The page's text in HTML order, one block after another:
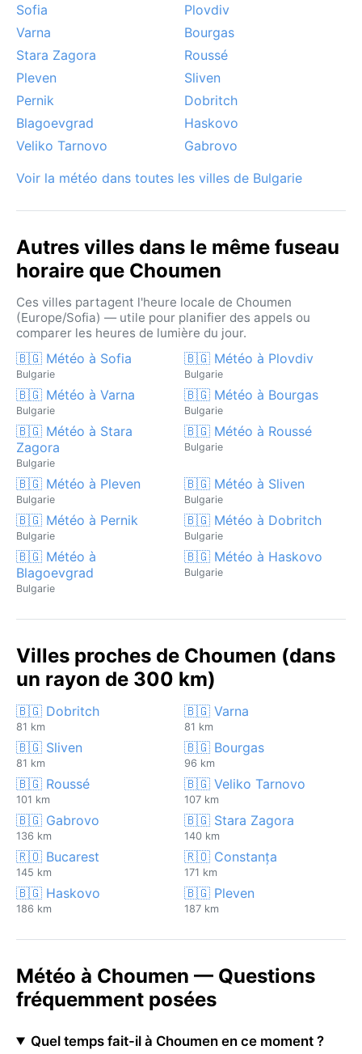
Sofia
Plovdiv
Varna
Bourgas
Stara Zagora
Roussé
Pleven
Sliven
Pernik
Dobritch
Blagoevgrad
Haskovo
Veliko Tarnovo
Gabrovo
Voir la météo dans toutes les villes de Bulgarie
Autres villes dans le même fuseau
horaire que Choumen
Ces villes partagent l'heure locale de Choumen
(Europe/Sofia) — utile pour planifier des appels ou
comparer les heures de lumière du jour.
🇧🇬 Météo à Sofia
Bulgarie
🇧🇬 Météo à Plovdiv
Bulgarie
🇧🇬 Météo à Varna
Bulgarie
🇧🇬 Météo à Bourgas
Bulgarie
🇧🇬 Météo à Stara
Zagora
Bulgarie
🇧🇬 Météo à Roussé
Bulgarie
🇧🇬 Météo à Pleven
Bulgarie
🇧🇬 Météo à Sliven
Bulgarie
🇧🇬 Météo à Pernik
Bulgarie
🇧🇬 Météo à Dobritch
Bulgarie
🇧🇬 Météo à
Blagoevgrad
Bulgarie
🇧🇬 Météo à Haskovo
Bulgarie
Villes proches de Choumen (dans
un rayon de 300 km)
🇧🇬 Dobritch
81 km
🇧🇬 Varna
81 km
🇧🇬 Sliven
81 km
🇧🇬 Bourgas
96 km
🇧🇬 Roussé
101 km
🇧🇬 Veliko Tarnovo
107 km
🇧🇬 Gabrovo
136 km
🇧🇬 Stara Zagora
140 km
🇷🇴 Bucarest
145 km
🇷🇴 Constanța
171 km
🇧🇬 Haskovo
186 km
🇧🇬 Pleven
187 km
Météo à Choumen — Questions
fréquemment posées
Quel temps fait-il à Choumen en ce moment ?